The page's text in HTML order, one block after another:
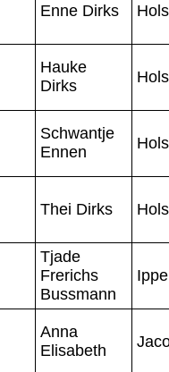
Enne Dirks
Hauke
Dirks
Schwantje
Ennen
Thei Dirks
Tjade
Frerichs
Bussmann
Anna
Elisabeth